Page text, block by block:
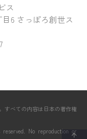
ス
目6 さっぽろ創世ス
すべての内容は日本の著作権
No reproduction or